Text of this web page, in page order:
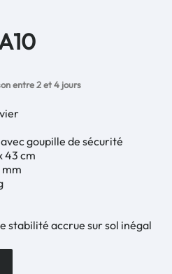
entre 2 et 4 jours
goupille de sécurité
43 cm
mm
stabilité accrue sur sol inégal